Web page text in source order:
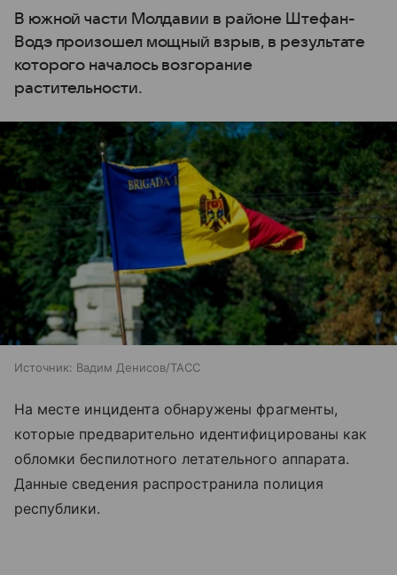
В южной части Молдавии в районе Штефан-
Водэ произошел мощный взрыв, в результате
которого началось возгорание
растительности.
Источник: Вадим Денисов/ТАСС
На месте инцидента обнаружены фрагменты,
которые предварительно идентифицированы как
обломки беспилотного летательного аппарата.
Данные сведения распространила полиция
республики.